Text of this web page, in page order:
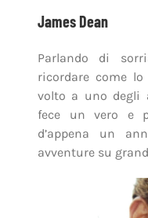
James Dean
Parlando di
ricordare come
volto a uno degli
fece un vero e
d’appena un
avventure su